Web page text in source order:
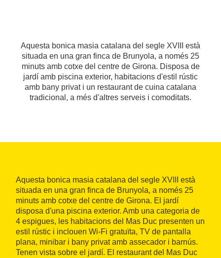
Aquesta bonica masia catalana del segle XVIII està
situada en una gran finca de Brunyola, a només 25
minuts amb cotxe del centre de Girona. Disposa de
jardí amb piscina exterior, habitacions d'estil rústic
amb bany privat i un restaurant de cuina catalana
tradicional, a més d'altres serveis i comoditats.
Aquesta bonica masia catalana del segle XVIII està
situada en una gran finca de Brunyola, a només 25
minuts amb cotxe del centre de Girona. El jardí
disposa d'una piscina exterior. Amb una categoria de
4 espigues, les habitacions del Mas Duc presenten un
estil rústic i inclouen Wi-Fi gratuïta, TV de pantalla
plana, minibar i bany privat amb assecador i barnús.
Tenen vista sobre el jardí. El restaurant del Mas Duc